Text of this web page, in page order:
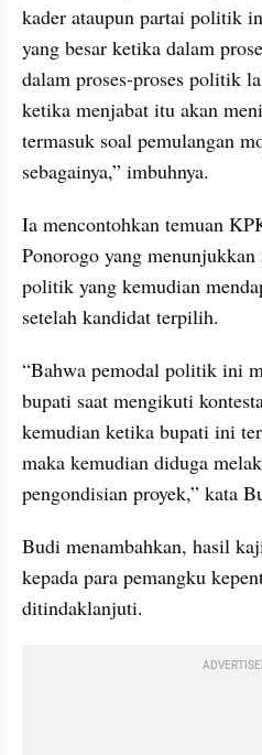
kader ataupun partai politik
yang besar ketika dalam
dalam proses-proses politik
ketika menjabat itu akan
termasuk soal pemulangan
sebagainya,” imbuhnya.
Ia mencontohkan temuan
Ponorogo yang menunjukkan
politik yang kemudian
setelah kandidat terpilih.
“Bahwa pemodal politik ini
bupati saat mengikuti
kemudian ketika bupati ini
maka kemudian diduga
pengondisian proyek,” kata
Budi menambahkan, hasil
kepada para pemangku
ditindaklanjuti.